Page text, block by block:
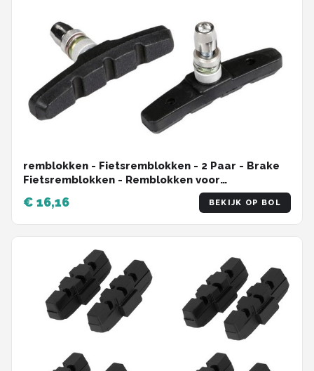
remblokken - Fietsremblokken - 2 Paar - Brake
Fietsremblokken - Remblokken voor
kinderfietsen - V-Brake Fietsremblokken -
Geschikt voor racefietsen, mountainbikes,
stadsfietsen, enz.
€ 16,16 BEKIJK OP BOL